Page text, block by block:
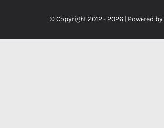
© Copyright 2012 - 2026 | Powered by